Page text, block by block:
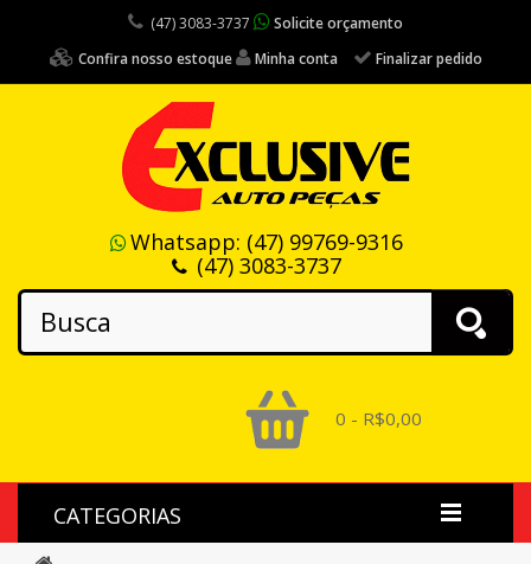
(47) 3083-3737
Solicite orçamento
Confira nosso estoque
Minha conta Finalizar pedido
Whatsapp: (47) 99769-9316
(47) 3083-3737
0 - R$0,00
CATEGORIAS